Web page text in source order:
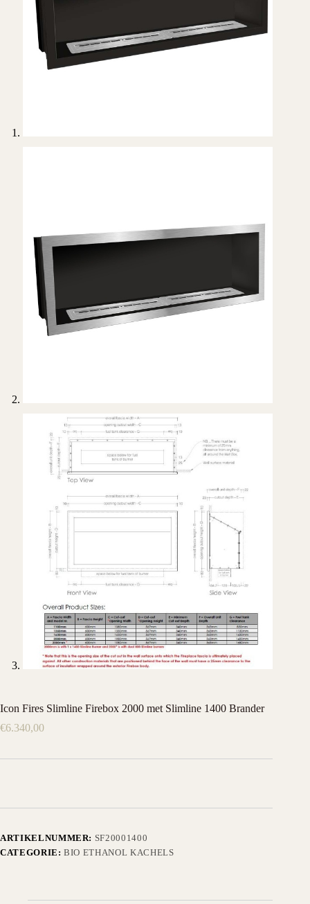
Icon Fires Slimline Firebox 2000 met Slimline 1400 Brander
€6.340,00
ARTIKELNUMMER: SF20001400
CATEGORIE:BIO ETHANOL KACHELS